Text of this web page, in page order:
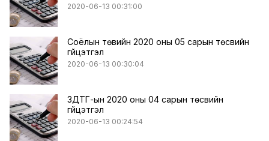
2020-06-13 00:31:00
Соёлын төвийн 2020 оны 05 сарын төсвийн
гүйцэтгэл
2020-06-13 00:30:04
ЗДТГ-ын 2020 оны 04 сарын төсвийн
гүйцэтгэл
2020-06-13 00:24:54